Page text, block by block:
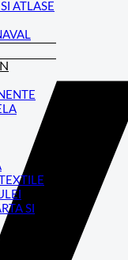
ATLASE
SI